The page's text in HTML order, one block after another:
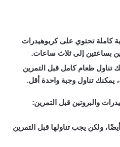
كاملة تحتوي على كربوهيدرات
بساعتين إلى ثلاث ساعات.
تناول طعام كامل قبل التمرين
يمكنك تناول وجبة واحدة أقل.
ولكن يجب تناولها قبل التمرين